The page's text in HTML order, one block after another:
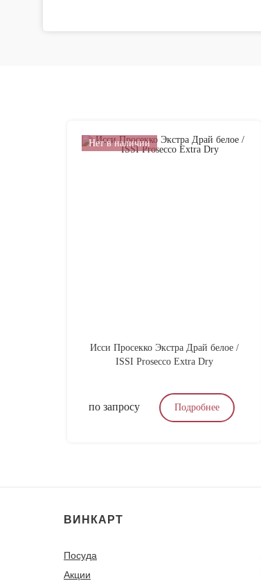
Нет в наличии
Исси Просекко Экстра Драй белое /
ISSI Prosecco Extra Dry
по запросу Подробнее
ВИНКАРТ
Посуда
Акции